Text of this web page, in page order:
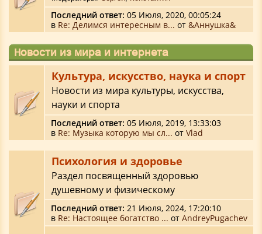
Последний ответ: 05 Июля, 2020, 00:05:24
в Re: Делимся интересным в... от &Аннушка&
Новости из мира и интернета
Культура, искусство, наука и спорт
Новости из мира культуры, искусства,
науки и спорта
Последний ответ: 05 Июля, 2019, 13:33:03
в Re: Музыка которую мы сл... от Vlad
Психология и здоровье
Раздел посвященный здоровью
душевному и физическому
Последний ответ: 21 Июля, 2024, 17:20:10
в Re: Настоящее богатство ... от AndreyPugachev